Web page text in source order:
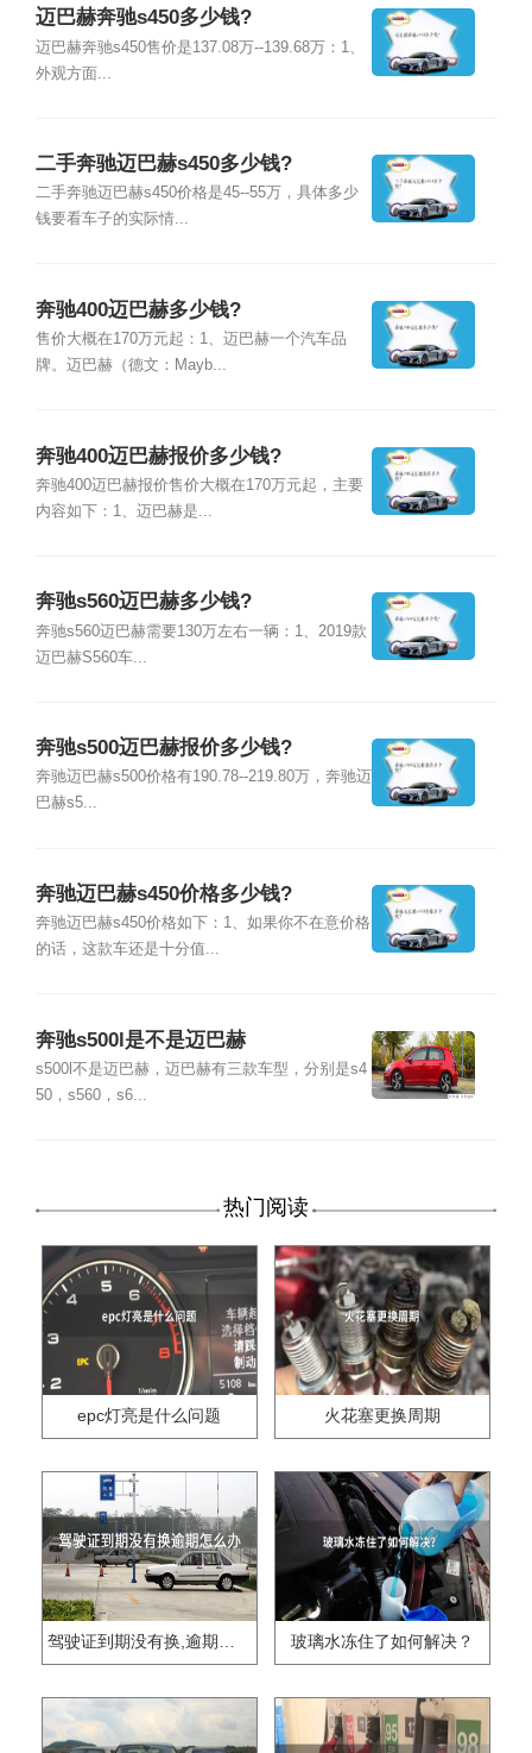
迈巴赫奔驰s450多少钱?
迈巴赫奔驰s450售价是137.08万--139.68万：1、
外观方面...
二手奔驰迈巴赫s450多少钱?
二手奔驰迈巴赫s450价格是45--55万，具体多少
钱要看车子的实际情...
奔驰400迈巴赫多少钱?
售价大概在170万元起：1、迈巴赫一个汽车品
牌。迈巴赫（德文：Mayb...
奔驰400迈巴赫报价多少钱?
奔驰400迈巴赫报价售价大概在170万元起，主要
内容如下：1、迈巴赫是...
奔驰s560迈巴赫多少钱?
奔驰s560迈巴赫需要130万左右一辆：1、2019款
迈巴赫S560车...
奔驰s500迈巴赫报价多少钱?
奔驰迈巴赫s500价格有190.78--219.80万，奔驰迈
巴赫s5...
奔驰迈巴赫s450价格多少钱?
奔驰迈巴赫s450价格如下：1、如果你不在意价格
的话，这款车还是十分值...
奔驰s500l是不是迈巴赫
s500l不是迈巴赫，迈巴赫有三款车型，分别是s4
50，s560，s6...
热门阅读
epc灯亮是什么问题 火花塞更换周期
驾驶证到期没有换,逾期怎么办?? 玻璃水冻住了如何解决？